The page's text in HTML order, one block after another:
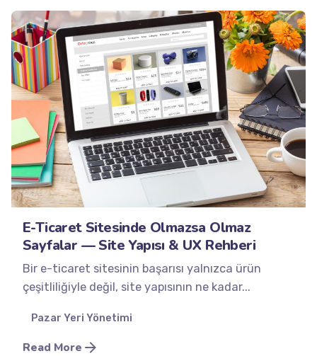
Posted by
Minds2Lead
E-Ticaret Sitesinde Olmazsa Olmaz
Sayfalar — Site Yapısı & UX Rehberi
Bir e-ticaret sitesinin başarısı yalnızca ürün
çeşitliliğiyle değil, site yapısının ne kadar...
Pazar Yeri Yönetimi
Read More